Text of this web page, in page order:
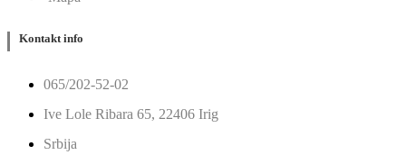
Kontakt info
065/202-52-02
Ive Lole Ribara 65, 22406 Irig
Srbija